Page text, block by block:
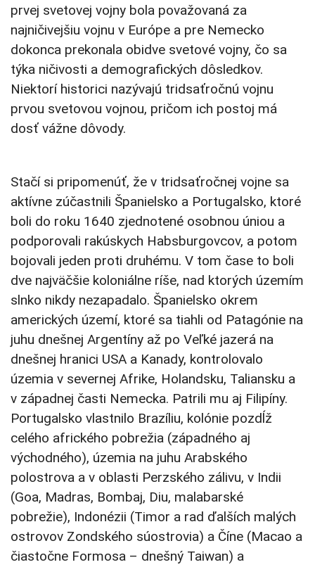
prvej svetovej vojny bola považovaná za
najničivejšiu vojnu v Európe a pre Nemecko
dokonca prekonala obidve svetové vojny, čo sa
týka ničivosti a demografických dôsledkov.
Niektorí historici nazývajú tridsaťročnú vojnu
prvou svetovou vojnou, pričom ich postoj má
dosť vážne dôvody.
Stačí si pripomenúť, že v tridsaťročnej vojne sa
aktívne zúčastnili Španielsko a Portugalsko, ktoré
boli do roku 1640 zjednotené osobnou úniou a
podporovali rakúskych Habsburgovcov, a potom
bojovali jeden proti druhému. V tom čase to boli
dve najväčšie koloniálne ríše, nad ktorých územím
slnko nikdy nezapadalo. Španielsko okrem
amerických území, ktoré sa tiahli od Patagónie na
juhu dnešnej Argentíny až po Veľké jazerá na
dnešnej hranici USA a Kanady, kontrolovalo
územia v severnej Afrike, Holandsku, Taliansku a
v západnej časti Nemecka. Patrili mu aj Filipíny.
Portugalsko vlastnilo Brazíliu, kolónie pozdĺž
celého afrického pobrežia (západného aj
východného), územia na juhu Arabského
polostrova a v oblasti Perzského zálivu, v Indii
(Goa, Madras, Bombaj, Diu, malabarské
pobrežie), Indonézii (Timor a rad ďalších malých
ostrovov Zondského súostrovia) a Číne (Macao a
čiastočne Formosa – dnešný Taiwan) a